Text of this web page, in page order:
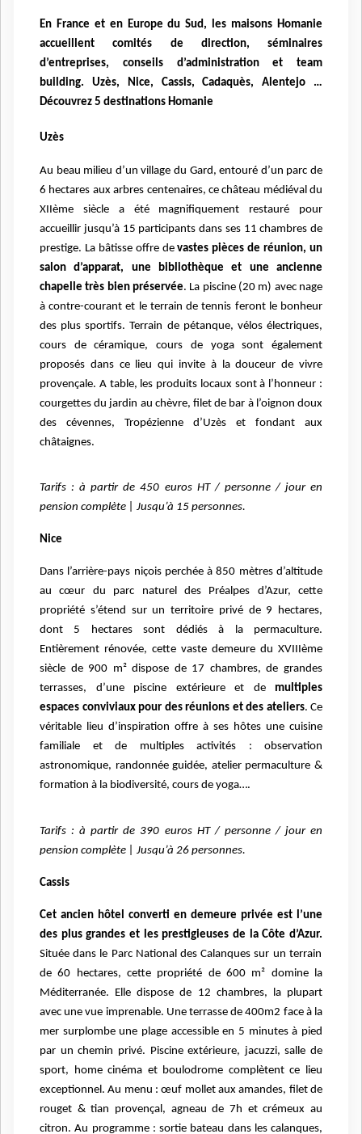
En France et en Europe du Sud, les maisons Homanie
accueillent comités de direction, séminaires
d’entreprises, conseils d’administration et team
building. Uzès, Nice, Cassis, Cadaquès, Alentejo …
Découvrez 5 destinations Homanie
Uzès
Au beau milieu d’un village du Gard, entouré d’un parc de
6 hectares aux arbres centenaires, ce château médiéval du
XIIème siècle a été magnifiquement restauré pour
accueillir jusqu’à 15 participants dans ses 11 chambres de
prestige. La bâtisse offre devastes pièces de réunion, un
salon d’apparat, une bibliothèque et une ancienne
chapelle très bien préservée. La piscine (20 m) avec nage
à contre-courant et le terrain de tennis feront le bonheur
des plus sportifs. Terrain de pétanque, vélos électriques,
cours de céramique, cours de yoga sont également
proposés dans ce lieu qui invite à la douceur de vivre
provençale. A table, les produits locaux sont à l’honneur :
courgettes du jardin au chèvre, filet de bar à l’oignon doux
des cévennes, Tropézienne d’Uzès et fondant aux
châtaignes.
Tarifs : à partir de 450 euros HT / personne / jour en
pension complète | Jusqu’à 15 personnes.
Nice
Dans l’arrière-pays niçois perchée à 850 mètres d’altitude
au cœur du parc naturel des Préalpes d’Azur, cette
propriété s’étend sur un territoire privé de 9 hectares,
dont 5 hectares sont dédiés à la permaculture.
Entièrement rénovée, cette vaste demeure du XVIIIème
siècle de 900 m² dispose de 17 chambres, de grandes
terrasses, d’une piscine extérieure et de multiples
espaces conviviaux pour des réunions et des ateliers. Ce
véritable lieu d’inspiration offre à ses hôtes une cuisine
familiale et de multiples activités : observation
astronomique, randonnée guidée, atelier permaculture &
formation à la biodiversité, cours de yoga….
Tarifs : à partir de 390 euros HT / personne / jour en
pension complète | Jusqu’à 26 personnes.
Cassis
Cet ancien hôtel converti en demeure privée est l’une
des plus grandes et les prestigieuses de la Côte d’Azur.
Située dans le Parc National des Calanques sur un terrain
de 60 hectares, cette propriété de 600 m² domine la
Méditerranée. Elle dispose de 12 chambres, la plupart
avec une vue imprenable. Une terrasse de 400m2 face à la
mer surplombe une plage accessible en 5 minutes à pied
par un chemin privé. Piscine extérieure, jacuzzi, salle de
sport, home cinéma et boulodrome complètent ce lieu
exceptionnel. Au menu : œuf mollet aux amandes, filet de
rouget & tian provençal, agneau de 7h et crémeux au
citron. Au programme : sortie bateau dans les calanques,